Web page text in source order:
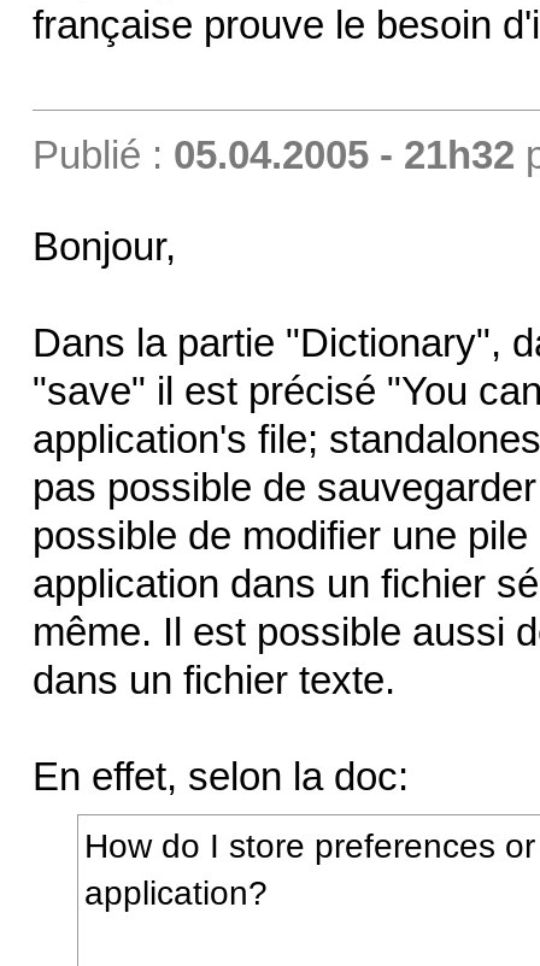
française prouve le besoin
Publié : 05.04.2005 - 21h32
Bonjour,
Dans la partie "Dictionary",
"save" il est précisé "You
application's file;
pas possible de
possible de modifier une
application dans un fichier
même. Il est possible aussi
dans un fichier texte.
En effet, selon la doc:
How do I store preferences
application?